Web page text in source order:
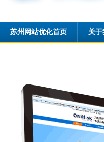
苏州网站优化首页 关于